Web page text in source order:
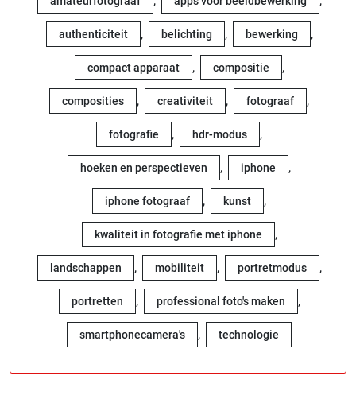
authenticiteit , belichting , bewerking ,
compact apparaat , compositie ,
composities , creativiteit , fotograaf ,
fotografie , hdr-modus ,
hoeken en perspectieven , iphone ,
iphone fotograaf , kunst ,
kwaliteit in fotografie met iphone ,
landschappen , mobiliteit , portretmodus ,
portretten , professional foto's maken ,
smartphonecamera's , technologie